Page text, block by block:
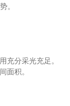
。
充分采光充足。
面积。